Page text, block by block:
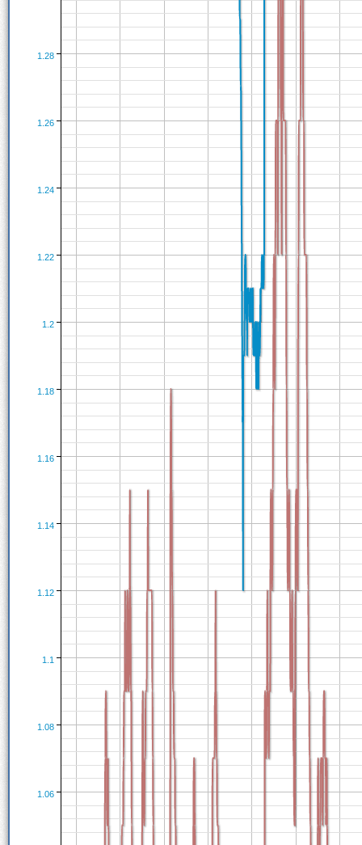
1.1
1.2
1.06
1.08
1.12
1.14
1.16
1.18
1.22
1.24
1.26
1.28